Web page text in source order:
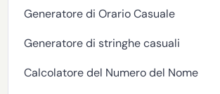
Generatore di Orario Casuale
Generatore di stringhe casuali
Calcolatore del Numero del Nome